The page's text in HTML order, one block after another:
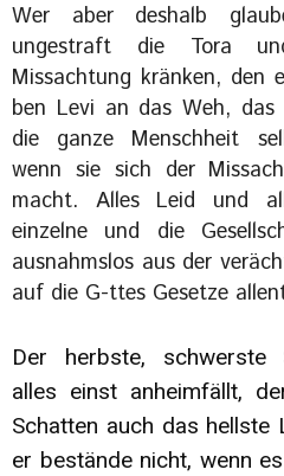
Wer aber deshalb
ungestraft die Tora
Missachtung kränken, den
ben Levi an das Weh,
die ganze Menschheit
wenn sie sich der
macht. Alles Leid und
einzelne und die
ausnahmslos aus der
auf die G-ttes Gesetze
Der herbste, schwerste
alles einst anheimfällt,
Schatten auch das hellste
er bestände nicht, wenn